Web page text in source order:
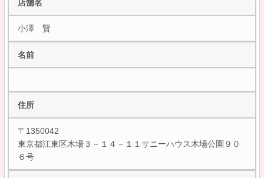
店舗名
小澤 賢
名前
住所
〒1350042
東京都江東区木場３－１４－１１サニーハウス木場公園９０
６号